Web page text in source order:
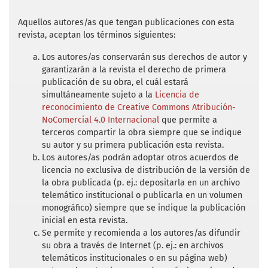
b
o
o
t
e
r
l
s
A
p
e
Sobremortalidades con incidencia en la
población adulta del siglo XVII al XIX (pp.
11-23). Saltillo: Universidad Autónoma de
Coahuila.
Carbajal López, D. (2008). La población en
Bolaños 1740-1848 Dinámica demográfica,
familia y mestizaje. Zamora: El Colegio de
Michoacán.
Castañeda, C. (2006). Los caminos de México
a Guadalajara. En C. Cramaussel (edit.),
Rutas de la Nueva España (pp. 263-274).
Zamora: El Colegio de Michoacan.
Castillo Palma, N. A. Vázquez Mendoza, N.
Galicia Orozco, M. Navarro González, A.
(2017). El matlazahuatl, tifo y otras
Aquellos autores/as que tengan publicaciones con esta
revista, aceptan los términos siguientes:
Los autores/as conservarán sus derechos de autor y
garantizarán a la revista el derecho de primera
publicación de su obra, el cuál estará
simultáneamente sujeto a la Licencia de
reconocimiento de Creative Commons Atribución-
NoComercial 4.0 Internacional que permite a
terceros compartir la obra siempre que se indique
su autor y su primera publicación esta revista.
Los autores/as podrán adoptar otros acuerdos de
licencia no exclusiva de distribución de la versión de
la obra publicada (p. ej.: depositarla en un archivo
telemático institucional o publicarla en un volumen
monográfico) siempre que se indique la publicación
inicial en esta revista.
Se permite y recomienda a los autores/as difundir
su obra a través de Internet (p. ej.: en archivos
telemáticos institucionales o en su página web)